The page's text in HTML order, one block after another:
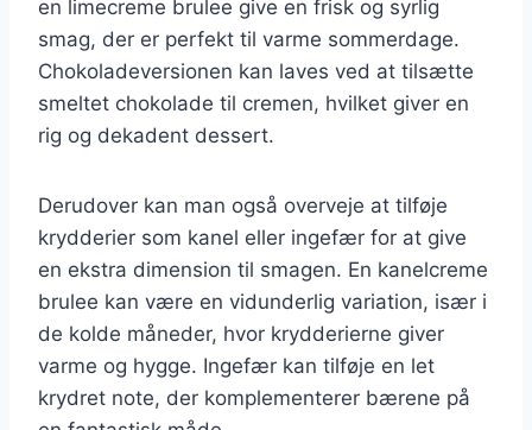
en limecreme brulee give en frisk og syrlig
smag, der er perfekt til varme sommerdage.
Chokoladeversionen kan laves ved at tilsætte
smeltet chokolade til cremen, hvilket giver en
rig og dekadent dessert.
Derudover kan man også overveje at tilføje
krydderier som kanel eller ingefær for at give
en ekstra dimension til smagen. En kanelcreme
brulee kan være en vidunderlig variation, især i
de kolde måneder, hvor krydderierne giver
varme og hygge. Ingefær kan tilføje en let
krydret note, der komplementerer bærene på